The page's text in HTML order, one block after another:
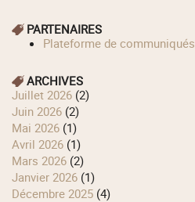
PARTENAIRES
Plateforme de communiqués
ARCHIVES
juillet 2026 (2)
juin 2026 (2)
mai 2026 (1)
avril 2026 (1)
mars 2026 (2)
janvier 2026 (1)
décembre 2025 (4)